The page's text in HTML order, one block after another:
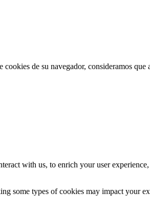
de su navegador, consideramos que
with us, to enrich your user
some types of cookies may impact your